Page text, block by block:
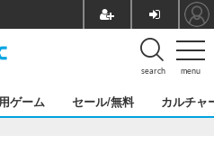
menu
search
ゲーム セール/無料 カルチャ